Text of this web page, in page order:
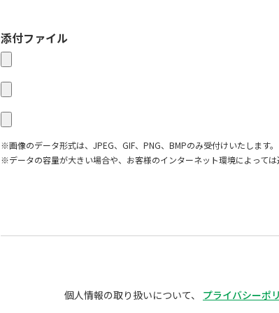
添付ファイル
※画像のデータ形式は、JPEG、GIF、PNG、BMPのみ受付けいたします。
※データの容量が大きい場合や、お客様のインターネット環境によっては
個人情報の取り扱いについて、 プライバシーポ